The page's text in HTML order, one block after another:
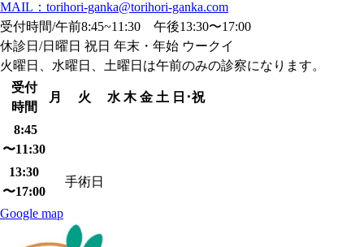
MAIL：torihori-ganka@torihori-ganka.com
受付時間/午前8:45~11:30 午後13:30〜17:00
休診日/日曜日 祝日 年末・年始 ウークイ
火曜日、水曜日、土曜日は午前のみの診察になります。
受付
時間
月 火 水 木 金 土 日･祝
8:45
〜11:30
13:30
〜17:00
手術日
Google map